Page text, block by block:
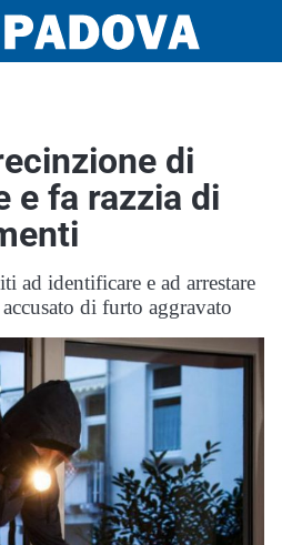
di
e fa razzia di
ad identificare e ad arrestare
di furto aggravato